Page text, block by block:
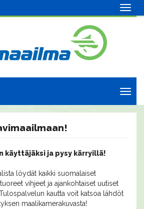
käyttäjäksi ja pysy kärryillä!
löydät kaikki suomalaiset
vihjeet ja ajankohtaiset uutiset
kautta voit katsoa lähdöt
maalikamerakuvasta!